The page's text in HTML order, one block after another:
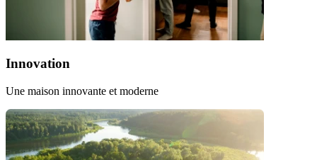
Innovation
Une maison innovante et moderne